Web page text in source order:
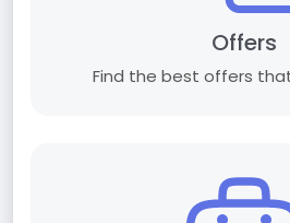
Offers
Find the best offers